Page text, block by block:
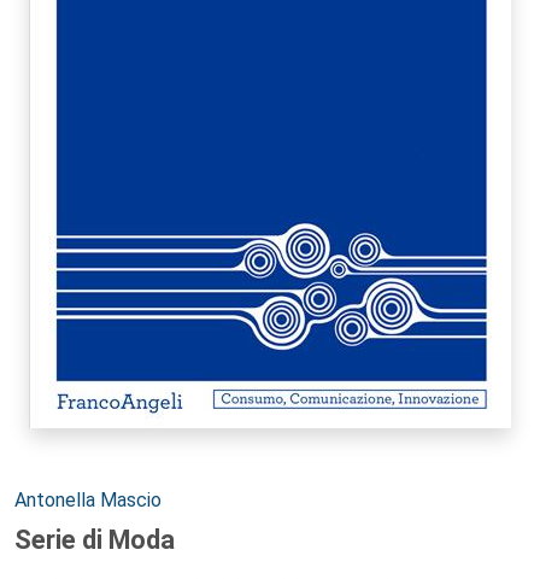
Autori:
Antonella Mascio
Serie di Moda